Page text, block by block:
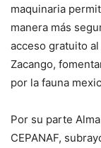
maquinaria
manera más
acceso gratuito
Zacango,
por la fauna
Por su parte
CEPANAF,